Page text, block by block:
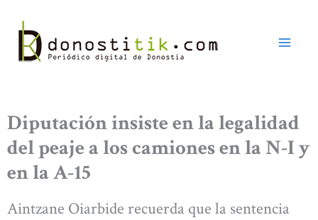
contenido
Diputación insiste en la legalidad
del peaje a los camiones en la N-I y
en la A-15
Aintzane Oiarbide recuerda que la sentencia